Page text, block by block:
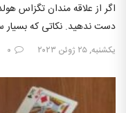
اگر از علاقه مندان تگزاس
دست ندهید. نکاتی که بسیار
یکشنبه, ۲۵ ژوئن ۲۰۲۳ ۰